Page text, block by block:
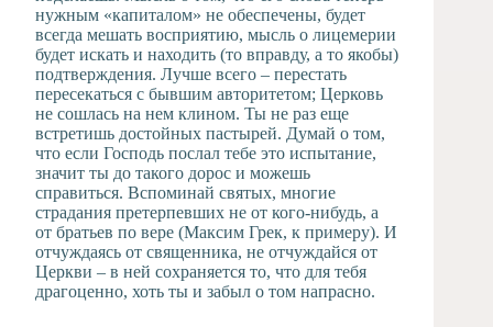
нужным «капиталом» не обеспечены, будет
всегда мешать восприятию, мысль о лицемерии
будет искать и находить (то вправду, а то якобы)
подтверждения. Лучше всего – перестать
пересекаться с бывшим авторитетом; Церковь
не сошлась на нем клином. Ты не раз еще
встретишь достойных пастырей. Думай о том,
что если Господь послал тебе это испытание,
значит ты до такого дорос и можешь
справиться. Вспоминай святых, многие
страдания претерпевших не от кого-нибудь, а
от братьев по вере (Максим Грек, к примеру). И
отчуждаясь от священника, не отчуждайся от
Церкви – в ней сохраняется то, что для тебя
драгоценно, хоть ты и забыл о том напрасно.